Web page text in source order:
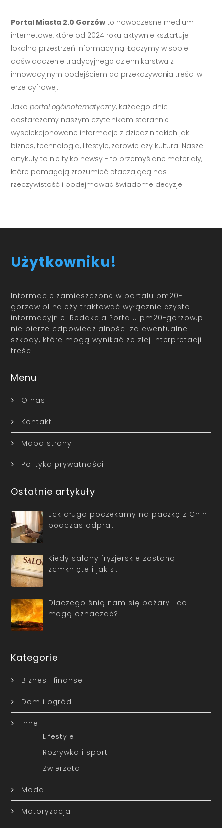
Portal Miasta 2.0 Gorzów to nowoczesne medium
internetowe, które od 2024 roku aktywnie kształtuje
lokalną przestrzeń informacyjną. Łączymy w sobie
doświadczenie tradycyjnego dziennikarstwa z
innowacyjnym podejściem do przekazywania treści w
erze cyfrowej.
Jakoportal ogólnotematyczny, każdego dnia
dostarczamy naszym czytelnikom starannie
wyselekcjonowane informacje z dziedzin takich jak
biznes, technologia, lifestyle, zdrowie czy kultura. Nasze
artykuły to nie tylko newsy - to przemyślane materiały,
które pomagają zrozumieć otaczającą nas
rzeczywistość i podejmować świadome decyzje.
Użytkowniku!
Informacje zamieszczone w portalu pm20-
gorzow.pl należy traktować wyłącznie czysto
informacyjnie. Redakcja Portalu pm20-gorzow.pl
nie bierze odpowiedzialności za ewentualne
szkody, które mogą wynikać ze złej interpretacji
treści.
Menu
O nas
Kontakt
Mapa strony
Polityka prywatności
Ostatnie artykuły
Jak długo poczekamy na paczkę z Chin
podczas odpra…
Kiedy salony fryzjerskie zostaną
zamknięte i jak s…
Dlaczego śnią nam się pożary i co
mogą oznaczać?
Kategorie
Biznes i finanse
Dom i ogród
Inne
Lifestyle
Rozrywka i sport
Zwierzęta
Moda
Motoryzacja